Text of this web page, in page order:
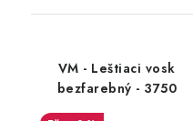
VM - Leštiaci vosk
bezfarebný - 3750